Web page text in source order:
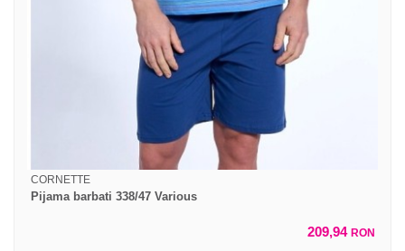
CORNETTE
Pijama barbati 338/47 Various
209,94 RON